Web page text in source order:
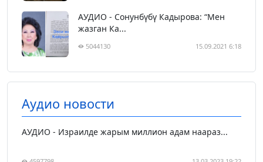
АУДИО - Сонунбүбү Кадырова: “Мен
жазган Ка...
5044130 15.09.2021 6:18
Аудио новости
АУДИО - Израилде жарым миллион адам наараз...